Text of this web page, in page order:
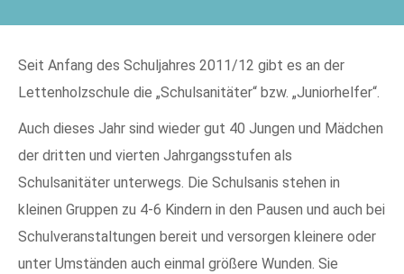
Seit Anfang des Schuljahres 2011/12 gibt es an der
Lettenholzschule die „Schulsanitäter“ bzw. „Juniorhelfer“.
Auch dieses Jahr sind wieder gut 40 Jungen und Mädchen
der dritten und vierten Jahrgangsstufen als
Schulsanitäter unterwegs. Die Schulsanis stehen in
kleinen Gruppen zu 4-6 Kindern in den Pausen und auch bei
Schulveranstaltungen bereit und versorgen kleinere oder
unter Umständen auch einmal größere Wunden. Sie